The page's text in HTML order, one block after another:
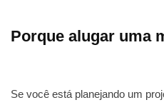
Porque alugar uma
Se você está planejando um